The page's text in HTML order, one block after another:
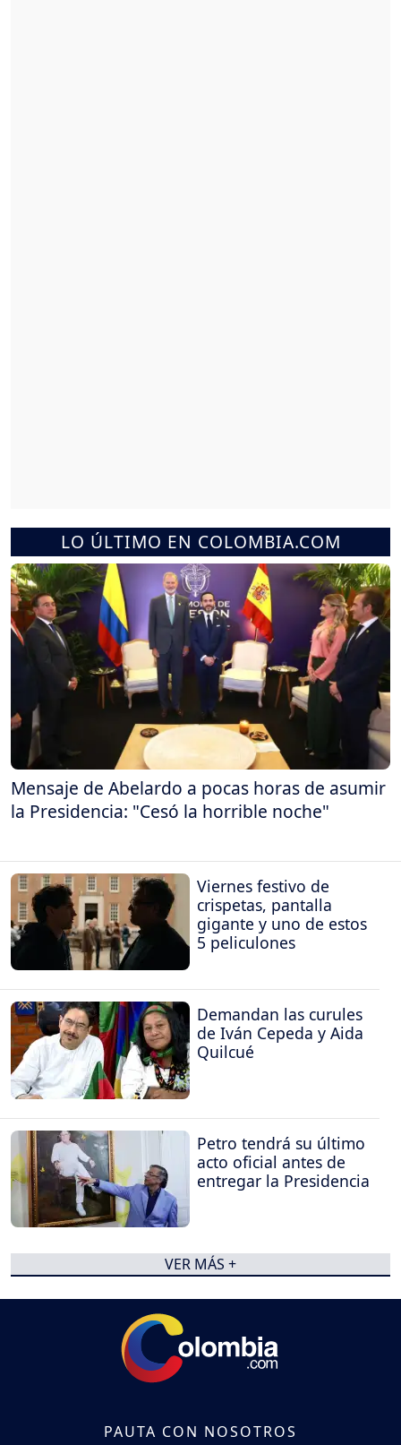
LO ÚLTIMO EN COLOMBIA.COM
Mensaje de Abelardo a pocas horas de asumir
la Presidencia: "Cesó la horrible noche"
Viernes festivo de
crispetas, pantalla
gigante y uno de estos
5 peliculones
Demandan las curules
de Iván Cepeda y Aida
Quilcué
Petro tendrá su último
acto oficial antes de
entregar la Presidencia
VER MÁS +
PAUTA CON NOSOTROS